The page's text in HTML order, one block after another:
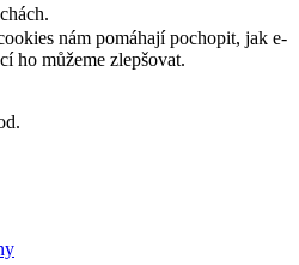
nám pomáhají pochopit, jak e-
ho můžeme zlepšovat.